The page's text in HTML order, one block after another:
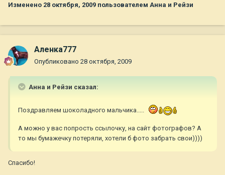
Изменено 28 октября, 2009 пользователем Анна и Рейзи
Аленка777
Опубликовано 28 октября, 2009
Анна и Рейзи сказал:
Поздравляем шоколадного мальчика.....
А можно у вас попрость ссылочку, на сайт фотографов? А
то мы бумажечку потеряли, хотели б фото забрать свои))))
Спасибо!